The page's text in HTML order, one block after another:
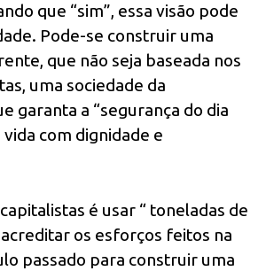
que “sim”, essa visão pode
Pode-se construir uma
que não seja baseada nos
uma sociedade da
garanta a “segurança do dia
com dignidade e
é usar “ toneladas de
os esforços feitos na
passado para construir uma